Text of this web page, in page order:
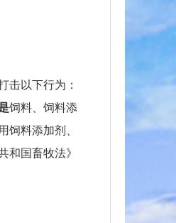
击以下行为：
饲料、饲料添
饲料添加剂、
和国畜牧法》